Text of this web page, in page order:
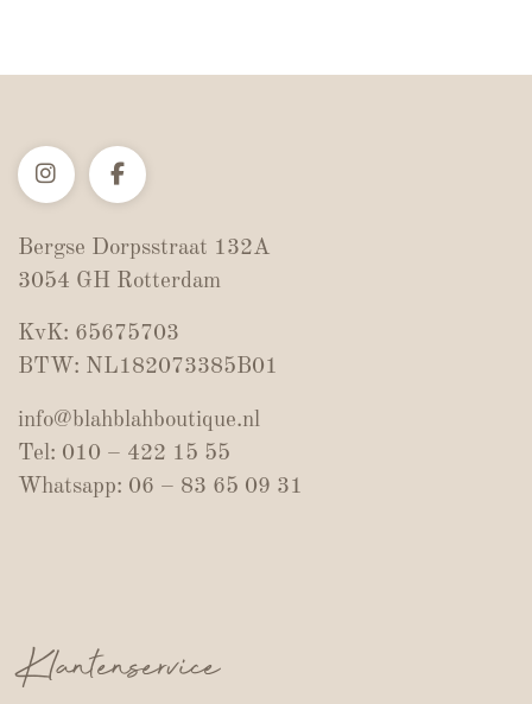
Bergse Dorpsstraat 132A
3054 GH Rotterdam
KvK: 65675703
BTW: NL182073385B01
info@blahblahboutique.nl
Tel: 010 – 422 15 55
Whatsapp: 06 – 83 65 09 31
Klantenservice